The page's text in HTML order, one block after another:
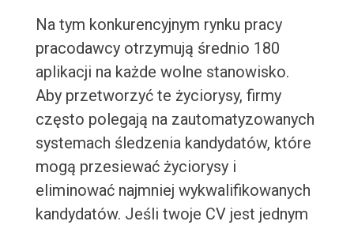
Na tym konkurencyjnym rynku pracy
pracodawcy otrzymują średnio 180
aplikacji na każde wolne stanowisko.
Aby przetworzyć te życiorysy, firmy
często polegają na zautomatyzowanych
systemach śledzenia kandydatów, które
mogą przesiewać życiorysy i
eliminować najmniej wykwalifikowanych
kandydatów. Jeśli twoje CV jest jednym